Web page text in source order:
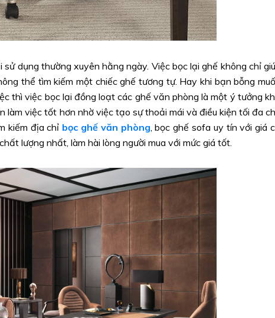
dụng thường xuyên hằng ngày. Việc bọc lại ghế không chỉ
thể tìm kiếm một chiếc ghế tương tự. Hay khi bạn bỗng
thì việc bọc lại đồng loạt các ghế văn phòng là một ý tưởng
làm việc tốt hơn nhờ việc tạo sự thoải mái và điều kiện tối đa
kiếm địa chỉ bọc ghế văn phòng , bọc ghế sofa uy tín với giá
lượng nhất, làm hài lòng người mua với mức giá tốt.